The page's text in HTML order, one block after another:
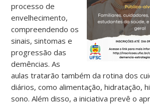
processo de
envelhecimento,
compreendendo os
sinais, sintomas e
progressão das
demências. As
aulas tratarão também da rotina dos
diários, como alimentação, hidratação,
sono. Além disso, a iniciativa prevê o